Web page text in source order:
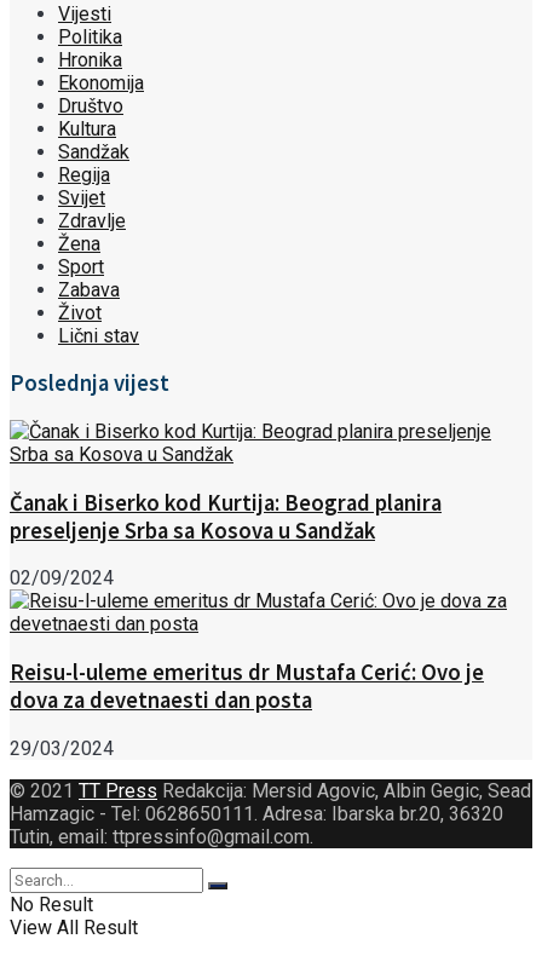
Vijesti
Politika
Hronika
Ekonomija
Društvo
Kultura
Sandžak
Regija
Svijet
Zdravlje
Žena
Sport
Zabava
Život
Lični stav
Poslednja vijest
Čanak i Biserko kod Kurtija: Beograd planira
preseljenje Srba sa Kosova u Sandžak
02/09/2024
Reisu-l-uleme emeritus dr Mustafa Cerić: Ovo je
dova za devetnaesti dan posta
29/03/2024
© 2021 TT Press Redakcija: Mersid Agovic, Albin Gegic, Sead
Hamzagic - Tel: 0628650111. Adresa: Ibarska br.20, 36320
Tutin, email: ttpressinfo@gmail.com.
No Result
View All Result